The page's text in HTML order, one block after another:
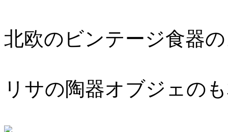
北欧のビンテージ食器
リサの陶器オブジェの